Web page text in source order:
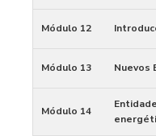
Módulo 12
Módulo 13 Nuevos
Módulo 14